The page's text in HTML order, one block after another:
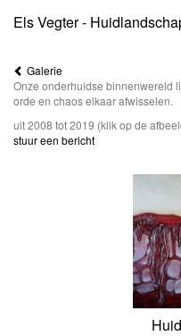
Els Vegter -
Galerie
Onze onderhuidse binnenwereld
orde en chaos elkaar afwisselen.
uit 2008 tot 2019 (klik op de
stuur een bericht